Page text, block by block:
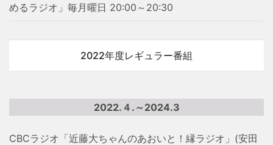
めるラジオ」毎月曜日 20:00～20:30
2022年度レギュラー番組
2022.４.～2024.3
CBCラジオ「近藤大ちゃんのあおいと！縁ラジオ」(安田